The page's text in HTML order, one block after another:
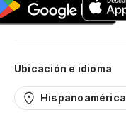
Ubicación e idioma
Hispanoamérica